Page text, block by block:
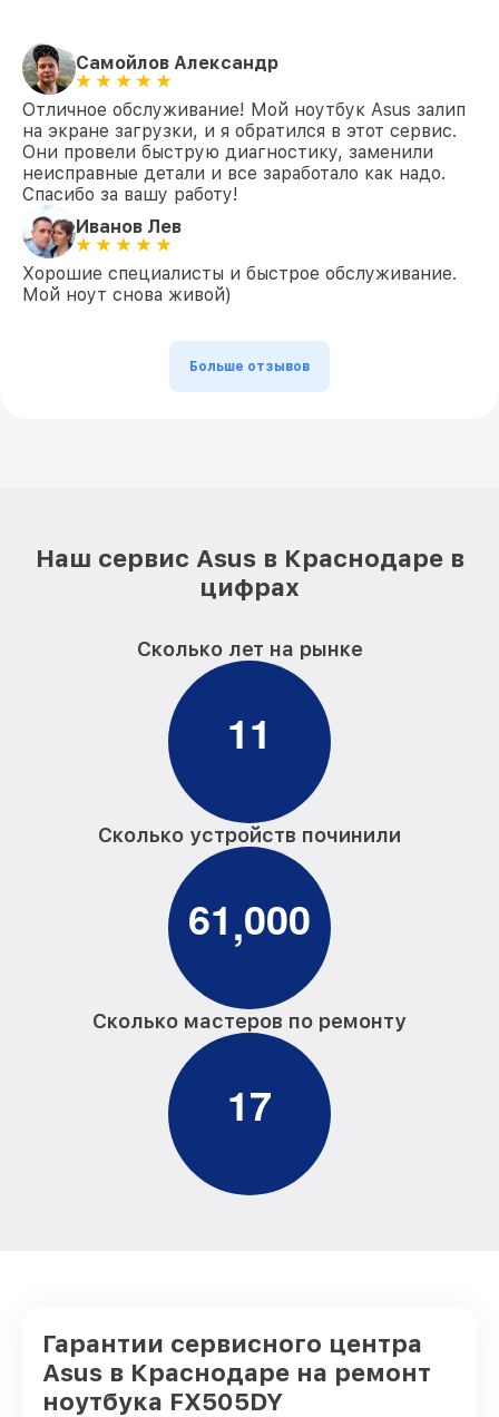
Самойлов Александр
Отличное обслуживание! Мой ноутбук Asus залип
на экране загрузки, и я обратился в этот сервис.
Они провели быструю диагностику, заменили
неисправные детали и все заработало как надо.
Спасибо за вашу работу!
Иванов Лев
Хорошие специалисты и быстрое обслуживание.
Мой ноут снова живой)
Больше отзывов
Наш сервис Asus в Краснодаре в
цифрах
Сколько лет на рынке
11
Сколько устройств починили
61,000
Сколько мастеров по ремонту
17
Гарантии сервисного центра
Asus в Краснодаре на ремонт
ноутбука FX505DY